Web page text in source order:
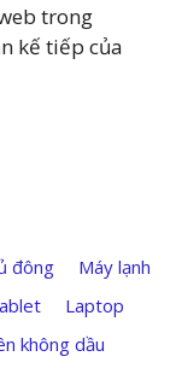
trong
kế tiếp của
đông
Máy lạnh
Laptop
không dầu